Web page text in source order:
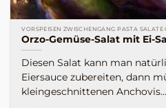
VORSPEISEN ZWISCHENGANG PASTA SALATE
Orzo-Gemüse-Salat mit Ei-
Diesen Salat kann man
Eiersauce zubereiten, dann
kleingeschnittenen Anchovis...